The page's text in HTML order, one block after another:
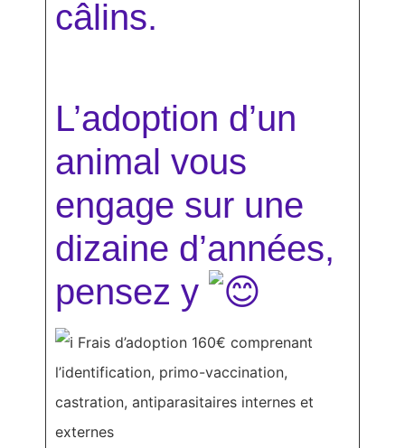
câlins.
L’adoption d’un
animal vous
engage sur une
dizaine d’années,
pensez y
Frais d’adoption 160€ comprenant
l’identification, primo-vaccination,
castration, antiparasitaires internes et
externes